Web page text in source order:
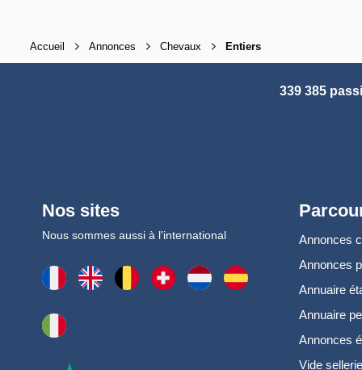
Accueil Annonces Chevaux Entiers
339 385
Nos sites
Nous sommes aussi à l'international
Annonces
Annonces
Annuaire
Annuaire
Annonces
Vide sellerie